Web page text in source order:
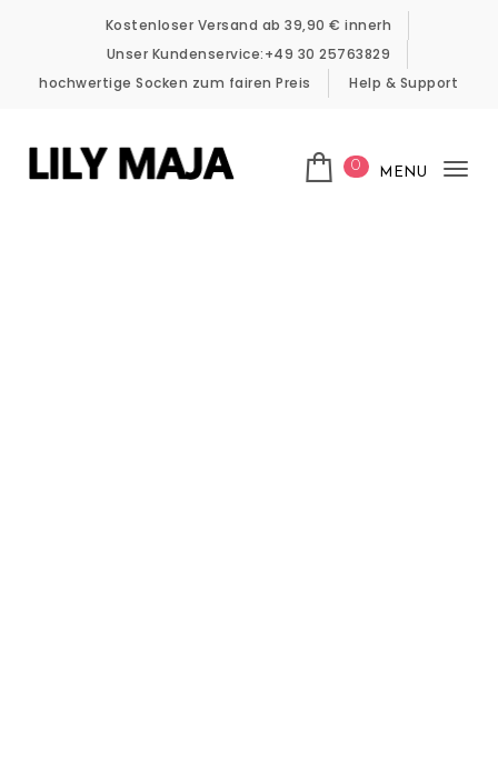
Kostenloser Versand ab 39,90 € innerh
Unser Kundenservice:+49 30 25763829
hochwertige Socken zum fairen Preis
Help & Support
0 MENU